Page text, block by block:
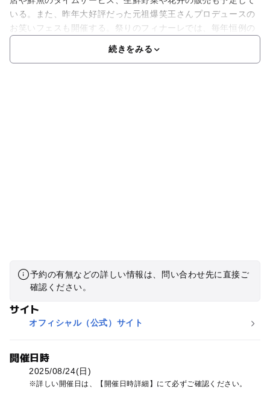
いる。また、昨年大好評だった元祖爆笑王さんプロデュースの
お笑いフェスも開催する。祭りのフィナーレでは、毎年恒例の
続きをみる
予約の有無などの詳しい情報は、問い合わせ先に直接ご
確認ください。
サイト
オフィシャル（公式）サイト
開催日時
2025/08/24(日)
詳しい開催日は、【開催日時詳細】にて必ずご確認ください。